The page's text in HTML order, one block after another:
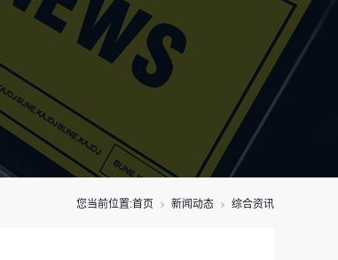
您当前位置:首页 新闻动态 综合资讯